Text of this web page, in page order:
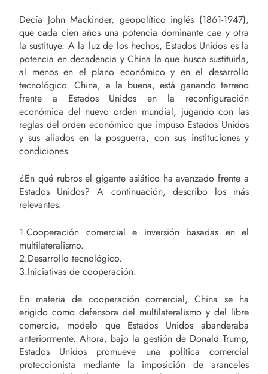
Decía John Mackinder, geopolítico inglés (1861-1947),
que cada cien años una potencia dominante cae y otra
la sustituye. A la luz de los hechos, Estados Unidos es la
potencia en decadencia y China la que busca sustituirla,
al menos en el plano económico y en el desarrollo
tecnológico. China, a la buena, está ganando terreno
frente a Estados Unidos en la reconfiguración
económica del nuevo orden mundial, jugando con las
reglas del orden económico que impuso Estados Unidos
y sus aliados en la posguerra, con sus instituciones y
condiciones.
¿En qué rubros el gigante asiático ha avanzado frente a
Estados Unidos? A continuación, describo los más
relevantes:
1.Cooperación comercial e inversión basadas en el
multilateralismo.
2.Desarrollo tecnológico.
3.Iniciativas de cooperación.
En materia de cooperación comercial, China se ha
erigido como defensora del multilateralismo y del libre
comercio, modelo que Estados Unidos abanderaba
anteriormente. Ahora, bajo la gestión de Donald Trump,
Estados Unidos promueve una política comercial
proteccionista mediante la imposición de aranceles